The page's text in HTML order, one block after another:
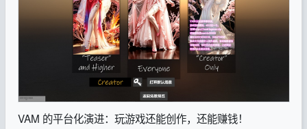
VAM 的平台化演进：玩游戏还能创作，还能赚钱！